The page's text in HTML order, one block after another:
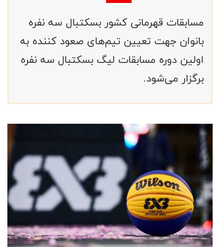
مسابقات قهرمانی کشور بسکتبال سه نفره
بانوان جهت تعیین تیم‌های صعود کننده به
اولین دوره مسابقات لیگ بسکتبال سه نفره
برگزار می‌شود.